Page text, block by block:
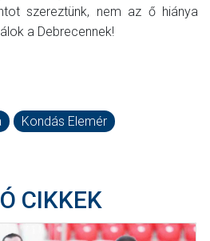
szereztünk, nem az ő hiánya
a Debrecennek!
Kondás Elemér
CIKKEK